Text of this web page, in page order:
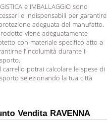
e IMBALLAGGIO sono
e indispensabili per garantire
adeguata del manufatto.
viene adeguatamente
con materiale specifico atto a
l’incolumità durante il
carrello potrai calcolare le spese di
selezionando la tua città
Vendita RAVENNA